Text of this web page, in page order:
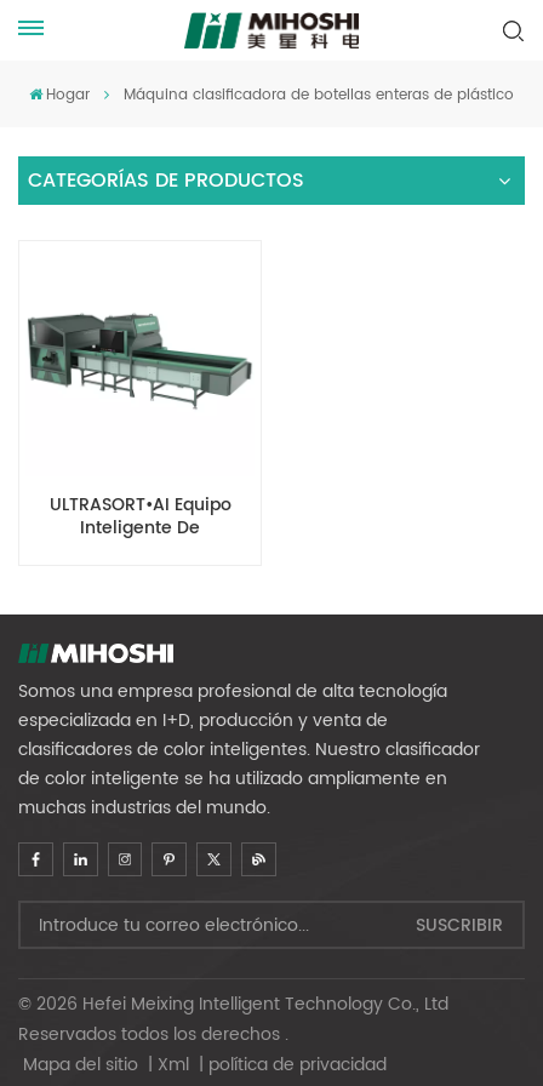
Hogar Máquina clasificadora de botellas enteras de plástico
CATEGORÍAS DE PRODUCTOS
ULTRASORT•AI Equipo
Inteligente De
Somos una empresa profesional de alta tecnología
especializada en I+D, producción y venta de
clasificadores de color inteligentes. Nuestro clasificador
de color inteligente se ha utilizado ampliamente en
muchas industrias del mundo.
© 2026 Hefei Meixing Intelligent Technology Co., Ltd
Reservados todos los derechos .
Mapa del sitio | Xml | política de privacidad